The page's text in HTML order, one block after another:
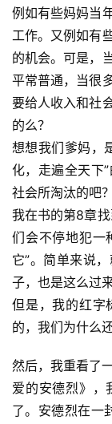
会
员
专
区
例如有些妈妈当
工作。又例如有
的机会。可是，
平常普通，当很
要给人收入和社
的么？
想想我们爹妈，
化，走遍全天下
社会所淘汰的吧？
我在书的第8章
们会不停地犯
它”。简单来说
子，也是这么过来
但是，我的红
的，我们为什么
然后，我重看了
爱的安德烈》，
了。安德烈在一